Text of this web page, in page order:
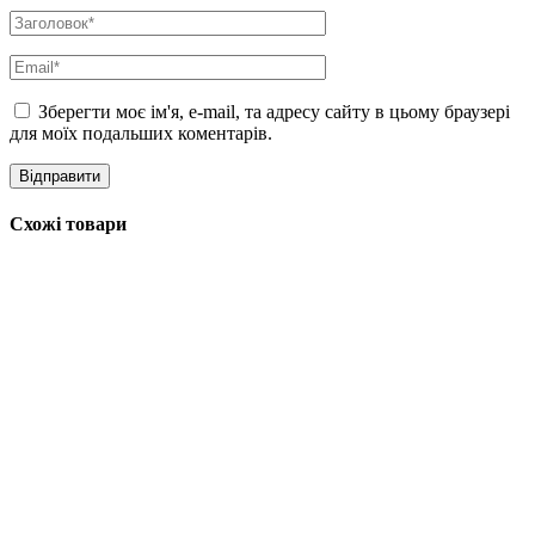
Зберегти моє ім'я, e-mail, та адресу сайту в цьому браузері
для моїх подальших коментарів.
Схожі товари